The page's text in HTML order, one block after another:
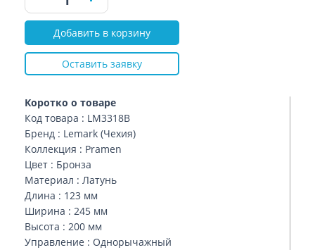
Коротко о товаре
Код товара : LM3318B
Бренд : Lemark (Чехия)
Коллекция : Pramen
Цвет : Бронза
Материал : Латунь
Длина : 123 мм
Ширина : 245 мм
Высота : 200 мм
Управление : Однорычажный
Добавить в корзину
Оставить заявку